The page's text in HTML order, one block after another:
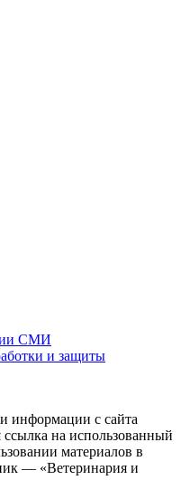
СМИ
и защиты
информации с сайта
на использованный
материалов в
— «Ветеринария и